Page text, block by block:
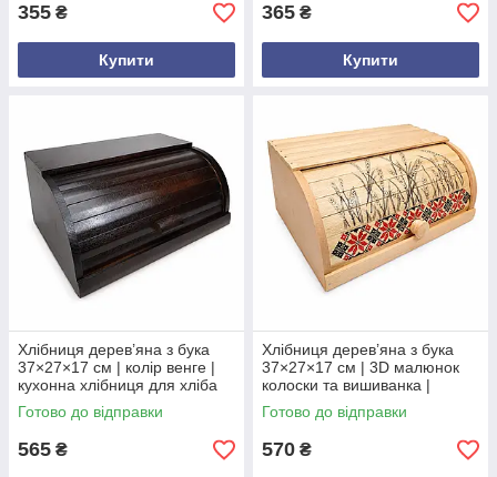
355 ₴
Купити
365 ₴
Купити
Хлібниця дерев’яна з бука
37×27×17 см | колір венге |
кухонна хлібниця для хліба
Готово до відправки
565 ₴
Хлібниця дерев’яна з бука
37×27×17 см | 3D малюнок
колоски та вишиванка |
кухонна хлібниця
Готово до відправки
570 ₴